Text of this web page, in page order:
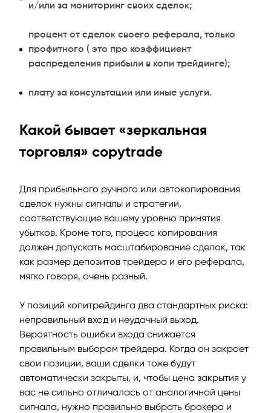
и/или за мониторинг своих сделок;
процент от сделок своего реферала, только
профитного ( это про коэффициент
распределения прибыли в копи трейдинге);
плату за консультации или иные услуги.
Какой бывает «зеркальная
торговля» copytrade
Для прибыльного ручного или автокопирования
сделок нужны сигналы и стратегии,
соответствующие вашему уровню принятия
убытков. Кроме того, процесс копирования
должен допускать масштабирование сделок, так
как размер депозитов трейдера и его реферала,
мягко говоря, очень разный.
У позиций копитрейдинга два стандартных риска:
неправильный вход и неудачный выход.
Вероятность ошибки входа снижается
правильным выбором трейдера. Когда он закроет
свои позиции, ваши сделки тоже будут
автоматически закрыты, и, чтобы цена закрытия у
вас не сильно отличалась от аналогичной цены
сигнала, нужно правильно выбрать брокера и